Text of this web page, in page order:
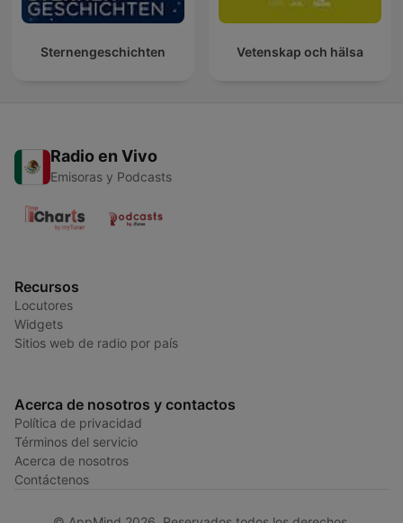
Sternengeschichten Vetenskap och hälsa
Radio en Vivo
Emisoras y Podcasts
Recursos
Locutores
Widgets
Sitios web de radio por país
Acerca de nosotros y contactos
Política de privacidad
Términos del servicio
Acerca de nosotros
Contáctenos